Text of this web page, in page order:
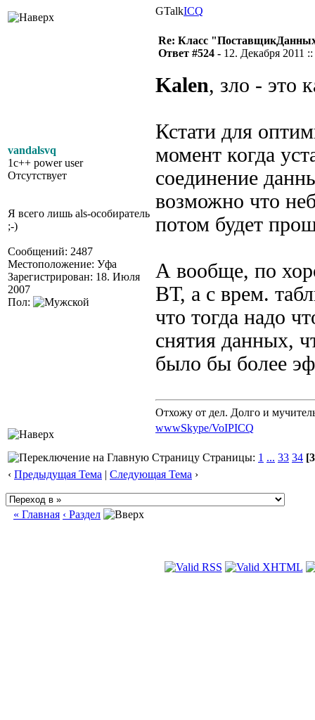
GTalkICQ
vandalsvq
1c++ power user
Отсутствует
Я всего лишь als-особиратель
;-)
Сообщений: 2487
Местоположение: Уфа
Зарегистрирован: 18. Июля
2007
Пол:
Re: Класс
Ответ #524 - 12. Декабря 2011
Kalen, зло - это
Кстати для
момент когда
соединение
возможно что
потом будет
А вообще, по
ВТ, а с врем.
что тогда надо
снятия данных,
было бы более
Отхожу от дел. Долго и
wwwSkype/VoIPICQ
Страницы: 1 ... 33 34
‹ Предыдущая Тема | Следующая Тема ›
« Главная ‹ Раздел